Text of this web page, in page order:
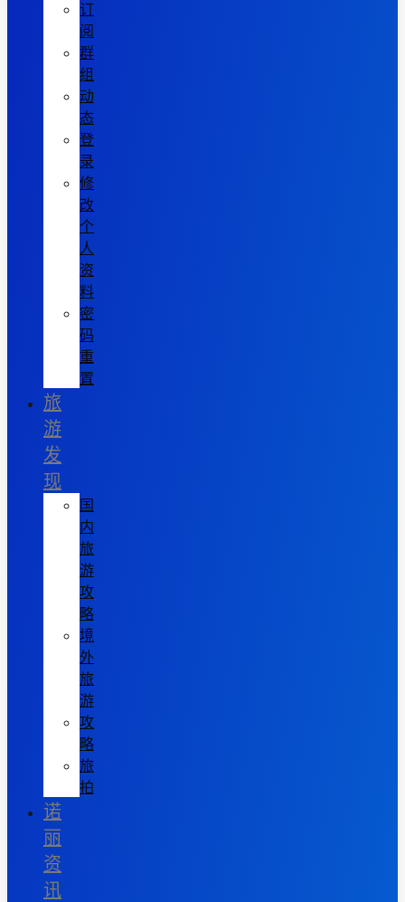
订
阅
群
组
动
态
登
录
修
改
个
人
资
料
密
码
重
置
旅
游
发
现
国
内
旅
游
攻
略
境
外
旅
游
攻
略
旅
拍
诺
丽
资
讯